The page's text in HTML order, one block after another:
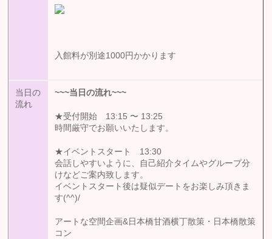
入館料が別途1000円かかります
当日の
流れ
~~~当日の流れ~~~
★受付開始 13:15 〜 13:25
時間厳守でお願いいたします。
★イベントスタート 13:30
会話しやすいように、自己紹介タイムやグループ分
けなどご案内致します。
イベントスタート後は疑似デートをお楽しみ頂きま
す(^^)/
アートな空間企画&日本橋甘酒横丁散策・日本橋散策
コン